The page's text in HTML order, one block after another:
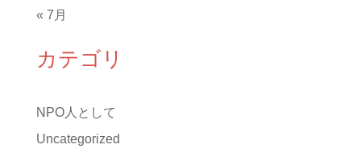
« 7月
カテゴリ
NPO人として
Uncategorized